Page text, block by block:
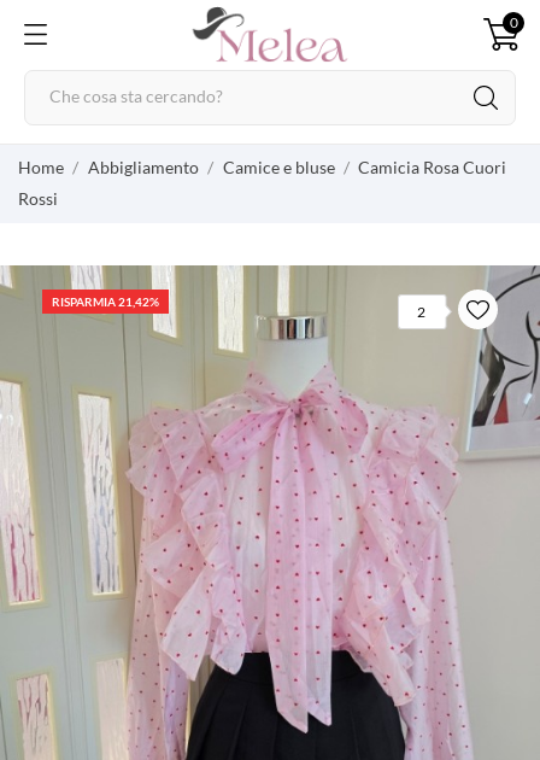
0
Home Abbigliamento Camice e bluse
Camicia Rosa Cuori
Rossi
RISPARMIA 21,42%
2